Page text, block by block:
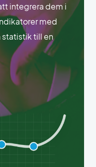
integrera dem i
med
statistik till en